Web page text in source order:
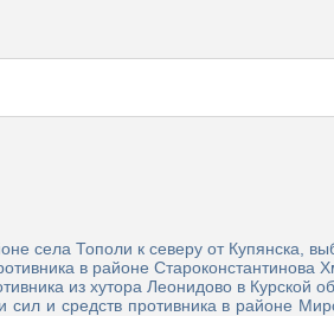
села Тополи к северу от Купянска,
в районе Староконстантинова
из хутора Леонидово в Курской
и средств противника в районе